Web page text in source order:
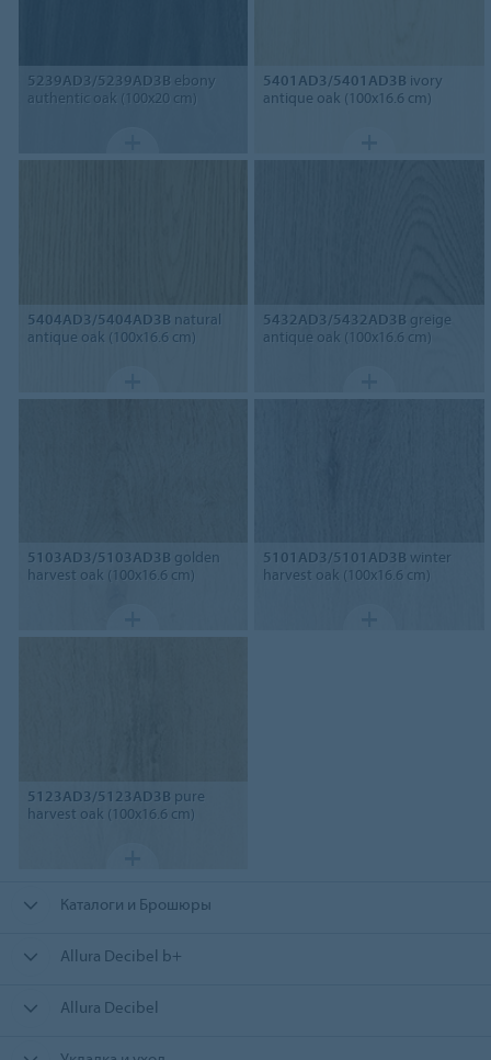
5239AD3/5239AD3B ebony
authentic oak (100x20 cm)
5401AD3/5401AD3B ivory
antique oak (100x16.6 cm)
5404AD3/5404AD3B natural
antique oak (100x16.6 cm)
5432AD3/5432AD3B greige
antique oak (100x16.6 cm)
5103AD3/5103AD3B golden
harvest oak (100x16.6 cm)
5101AD3/5101AD3B winter
harvest oak (100x16.6 cm)
5123AD3/5123AD3B pure
harvest oak (100x16.6 cm)
Каталоги и Брошюры
Allura Decibel b+
Allura Decibel